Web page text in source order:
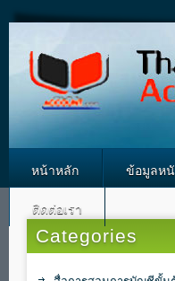
หน้าหลัก ข้อมูลห
ติดต่อเรา
Categories